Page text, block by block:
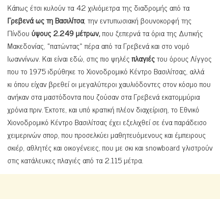
Κάπως έτσι κυλούν τα 42 χιλιόμετρα της διαδρομής από τα
Γρεβενά ως τη Βασιλίτσα, την εντυπωσιακή βουνοκορφή της
Πίνδου ύψους 2.249 μέτρων,που ξεπερνά τα όρια της Δυτικής
Μακεδονίας, «πατώντας» πέρα από τα Γρεβενά και στο νομό
Ιωαννίνων. Και είναι εδώ, στις πιο ψηλέςπλαγιέςτου όρους Λίγγος
που το 1975 ιδρύθηκε το Χιονοδρομικό Κέντρο Βασιλίτσας, αλλά
κι όπου είχαν βρεθεί οι μεγαλύτεροι χαυλιόδοντες στον κόσμο που
ανήκαν στα μαστόδοντα που ζούσαν στα Γρεβενά εκατομμύρια
χρόνια πριν. Έκτοτε, και υπό κρατική πλέον διαχείριση, το Εθνικό
Χιονοδρομικό Κέντρο Βασιλίτσας έχει εξελιχθεί σε ένα παράδεισο
χειμερινών σπορ, που προσελκύει μαθητευόμενους και έμπειρους
σκιέρ, αθλητές και οικογένειες, που με σκι και snowboard γλιστρούν
στις κατάλευκες πλαγιές από τα 2.115 μέτρα.